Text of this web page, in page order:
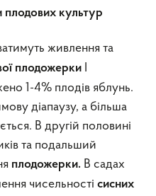
культур
живлення та
плодожерки
1-4% плодів яблунь.
діапаузу, а більша
В другій половині
та подальший
плодожерки. В садах
чисельності сисних